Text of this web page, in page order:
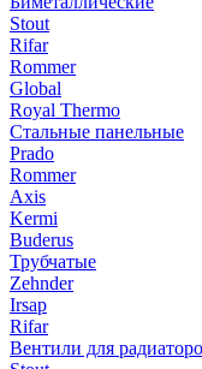
Stout
Rifar
Rommer
Global
Royal Thermo
Стальные панельные
Prado
Rommer
Axis
Kermi
Buderus
Трубчатые
Zehnder
Irsap
Rifar
Вентили для